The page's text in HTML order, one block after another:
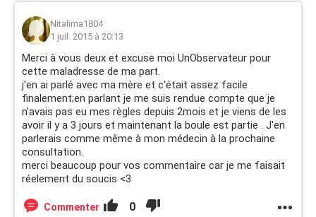
Nitalima1804
1 juil. 2015 à 20:13
Merci à vous deux et excuse moi UnObservateur pour
cette maladresse de ma part.
j'en ai parlé avec ma mère et c'était assez facile
finalement;en parlant je me suis rendue compte que je
n'avais pas eu mes règles depuis 2mois et je viens de les
avoir il y a 3 jours et maintenant la boule est partie . J'en
parlerais comme même à mon médecin à la prochaine
consultation.
merci beaucoup pour vos commentaire car je me faisait
réelement du soucis <3
Commenter 0